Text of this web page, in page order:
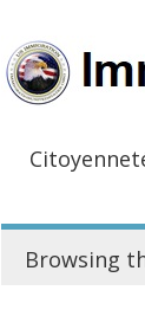
Browsing